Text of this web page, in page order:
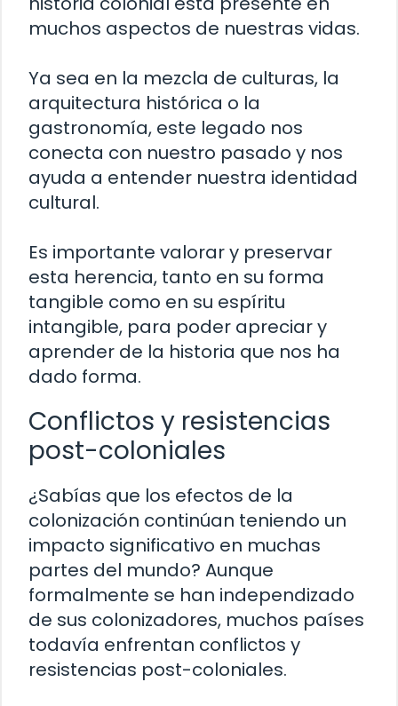
muchos aspectos de nuestras vidas.
Ya sea en la mezcla de culturas, la
arquitectura histórica o la
gastronomía, este legado nos
conecta con nuestro pasado y nos
ayuda a entender nuestra identidad
cultural.
Es importante valorar y preservar
esta herencia, tanto en su forma
tangible como en su espíritu
intangible, para poder apreciar y
aprender de la historia que nos ha
dado forma.
Conflictos y resistencias
post-coloniales
¿Sabías que los efectos de la
colonización continúan teniendo un
impacto significativo en muchas
partes del mundo? Aunque
formalmente se han independizado
de sus colonizadores, muchos países
todavía enfrentan conflictos y
resistencias post-coloniales.